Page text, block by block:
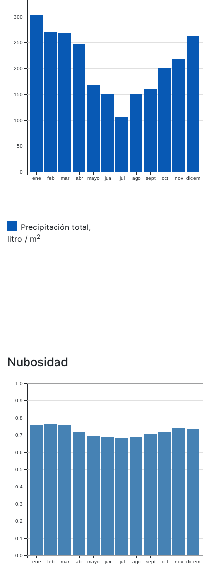
ene feb mar abr mayo jun jul ago sept oct nov diciem
0
50
100
150
200
250
300
Precipitación total,
litro / m2
Nubosidad
ene feb mar abr mayo jun jul ago sept oct nov diciem
0.0
0.1
0.2
0.3
0.4
0.5
0.6
0.7
0.8
0.9
1.0